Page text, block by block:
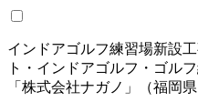
インドアゴルフ練習場新設
ト・インドアゴルフ・ゴル
「株式会社ナガノ」（福岡県